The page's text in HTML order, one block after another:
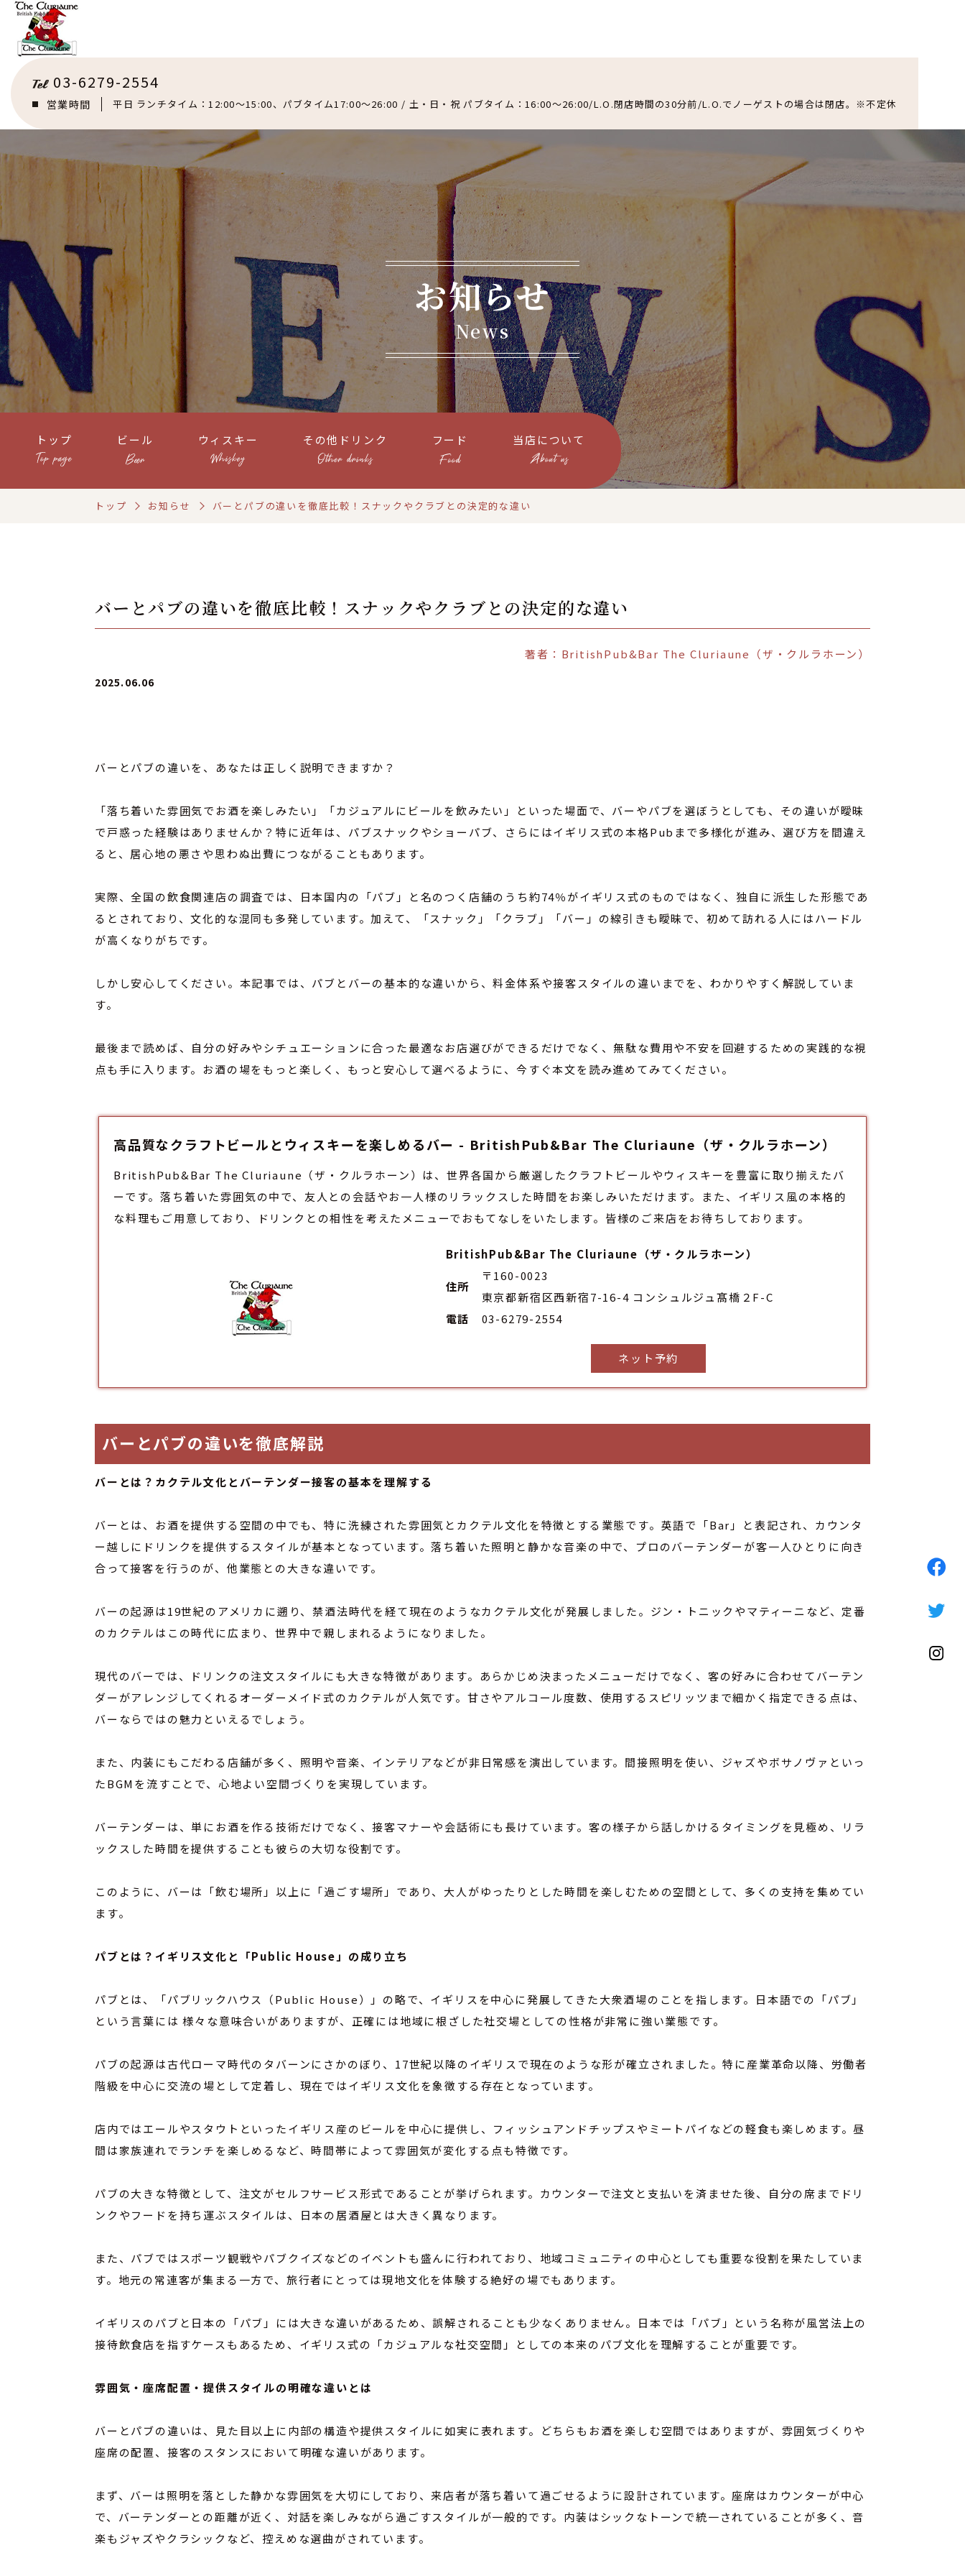
03-6279-2554
営業時間 平日 ランチタイム：12:00～15:00、パブタイム17:00～26:00 / 土・日・祝 パブタイム：16:00～26:00/L.O.閉店時間の30分前/L.O.でノーゲストの場合は閉店。※不定休
お知らせ
News
トップ ビール ウィスキー その他ドリンク フード 当店について
トップ お知らせ バーとパブの違いを徹底比較！スナックやクラブとの決定的な違い
バーとパブの違いを徹底比較！スナックやクラブとの決定的な違い
著者：BritishPub&Bar The Cluriaune（ザ・クルラホーン）
2025.06.06
バーとパブの違いを、あなたは正しく説明できますか？
「落ち着いた雰囲気でお酒を楽しみたい」「カジュアルにビールを飲みたい」といった場面で、バーやパブを選ぼうとしても、その違いが曖昧
で戸惑った経験はありませんか？特に近年は、パブスナックやショーパブ、さらにはイギリス式の本格Pubまで多様化が進み、選び方を間違え
ると、居心地の悪さや思わぬ出費につながることもあります。
実際、全国の飲食関連店の調査では、日本国内の「パブ」と名のつく店舗のうち約74％がイギリス式のものではなく、独自に派生した形態であ
るとされており、文化的な混同も多発しています。加えて、「スナック」「クラブ」「バー」の線引きも曖昧で、初めて訪れる人にはハードル
が高くなりがちです。
しかし安心してください。本記事では、パブとバーの基本的な違いから、料金体系や接客スタイルの違いまでを、わかりやすく解説していま
す。
最後まで読めば、自分の好みやシチュエーションに合った最適なお店選びができるだけでなく、無駄な費用や不安を回避するための実践的な視
点も手に入ります。お酒の場をもっと楽しく、もっと安心して選べるように、今すぐ本文を読み進めてみてください。
高品質なクラフトビールとウィスキーを楽しめるバー - BritishPub&Bar The Cluriaune（ザ・クルラホーン）
BritishPub&Bar The Cluriaune（ザ・クルラホーン）は、世界各国から厳選したクラフトビールやウィスキーを豊富に取り揃えたバ
ーです。落ち着いた雰囲気の中で、友人との会話やお一人様のリラックスした時間をお楽しみいただけます。また、イギリス風の本格的
な料理もご用意しており、ドリンクとの相性を考えたメニューでおもてなしをいたします。皆様のご来店をお待ちしております。
BritishPub&Bar The Cluriaune（ザ・クルラホーン）
住所
〒160-0023
東京都新宿区西新宿7-16-4 コンシュルジュ髙橋２F-C
電話
03-6279-2554
ネット予約
バーとパブの違いを徹底解説
バーとは？カクテル文化とバーテンダー接客の基本を理解する
バーとは、お酒を提供する空間の中でも、特に洗練された雰囲気とカクテル文化を特徴とする業態です。英語で「Bar」と表記され、カウンタ
ー越しにドリンクを提供するスタイルが基本となっています。落ち着いた照明と静かな音楽の中で、プロのバーテンダーが客一人ひとりに向き
合って接客を行うのが、他業態との大きな違いです。
バーの起源は19世紀のアメリカに遡り、禁酒法時代を経て現在のようなカクテル文化が発展しました。ジン・トニックやマティーニなど、定番
のカクテルはこの時代に広まり、世界中で親しまれるようになりました。
現代のバーでは、ドリンクの注文スタイルにも大きな特徴があります。あらかじめ決まったメニューだけでなく、客の好みに合わせてバーテン
ダーがアレンジしてくれるオーダーメイド式のカクテルが人気です。甘さやアルコール度数、使用するスピリッツまで細かく指定できる点は、
バーならではの魅力といえるでしょう。
また、内装にもこだわる店舗が多く、照明や音楽、インテリアなどが非日常感を演出しています。間接照明を使い、ジャズやボサノヴァといっ
たBGMを流すことで、心地よい空間づくりを実現しています。
バーテンダーは、単にお酒を作る技術だけでなく、接客マナーや会話術にも長けています。客の様子から話しかけるタイミングを見極め、リラ
ックスした時間を提供することも彼らの大切な役割です。
このように、バーは「飲む場所」以上に「過ごす場所」であり、大人がゆったりとした時間を楽しむための空間として、多くの支持を集めてい
ます。
パブとは？イギリス文化と「Public House」の成り立ち
パブとは、「パブリックハウス（Public House）」の略で、イギリスを中心に発展してきた大衆酒場のことを指します。日本語での「パブ」
という言葉には 様々な意味合いがありますが、正確には地域に根ざした社交場としての性格が非常に強い業態です。
パブの起源は古代ローマ時代のタバーンにさかのぼり、17世紀以降のイギリスで現在のような形が確立されました。特に産業革命以降、労働者
階級を中心に交流の場として定着し、現在ではイギリス文化を象徴する存在となっています。
店内ではエールやスタウトといったイギリス産のビールを中心に提供し、フィッシュアンドチップスやミートパイなどの軽食も楽しめます。昼
間は家族連れでランチを楽しめるなど、時間帯によって雰囲気が変化する点も特徴です。
パブの大きな特徴として、注文がセルフサービス形式であることが挙げられます。カウンターで注文と支払いを済ませた後、自分の席までドリ
ンクやフードを持ち運ぶスタイルは、日本の居酒屋とは大きく異なります。
また、パブではスポーツ観戦やパブクイズなどのイベントも盛んに行われており、地域コミュニティの中心としても重要な役割を果たしていま
す。地元の常連客が集まる一方で、旅行者にとっては現地文化を体験する絶好の場でもあります。
イギリスのパブと日本の「パブ」には大きな違いがあるため、誤解されることも少なくありません。日本では「パブ」という名称が風営法上の
接待飲食店を指すケースもあるため、イギリス式の「カジュアルな社交空間」としての本来のパブ文化を理解することが重要です。
雰囲気・座席配置・提供スタイルの明確な違いとは
バーとパブの違いは、見た目以上に内部の構造や提供スタイルに如実に表れます。どちらもお酒を楽しむ空間ではありますが、雰囲気づくりや
座席の配置、接客のスタンスにおいて明確な違いがあります。
まず、バーは照明を落とした静かな雰囲気を大切にしており、来店者が落ち着いて過ごせるように設計されています。座席はカウンターが中心
で、バーテンダーとの距離が近く、対話を楽しみながら過ごすスタイルが一般的です。内装はシックなトーンで統一されていることが多く、音
楽もジャズやクラシックなど、控えめな選曲がされています。